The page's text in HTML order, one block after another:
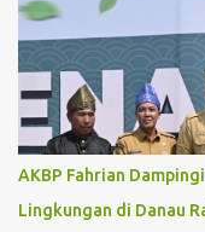
Jumat 24 Juli 2026, di
Bengkalis. Dalam
bedah buku ini memiliki
bukan sekadar
kembali nilai-nilai
keilmuan para ulama
perjalanan sejarah
ini, kita tidak hanya
AKBP Fahrian
Lingkungan di Danau